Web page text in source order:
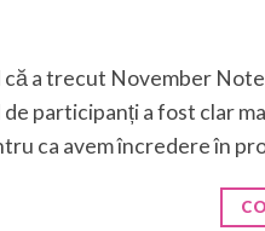
că a trecut November
participanți a fost clar
ca avem încredere în